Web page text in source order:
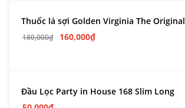
Thuốc lá sợi Golden Virginia The Original
180,000₫ 160,000₫
Đầu Lọc Party in House 168 Slim Long